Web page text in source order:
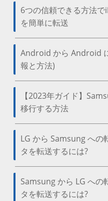
6つの信頼できる方法
を簡単に転送
Android から Android
報と方法)
【2023年ガイド】
移行する方法
LG から Samsung への
タを転送するには?
Samsung から LG への
タを転送するには?